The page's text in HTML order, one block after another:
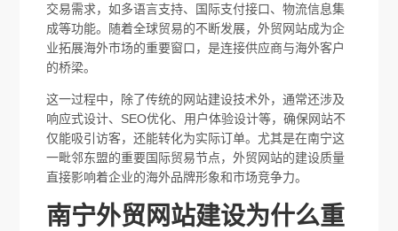
交易需求，如多语言支持、国际支付接口、物流信息集
成等功能。随着全球贸易的不断发展，外贸网站成为企
业拓展海外市场的重要窗口，是连接供应商与海外客户
的桥梁。
这一过程中，除了传统的网站建设技术外，通常还涉及
响应式设计、SEO优化、用户体验设计等，确保网站不
仅能吸引访客，还能转化为实际订单。尤其是在南宁这
一毗邻东盟的重要国际贸易节点，外贸网站的建设质量
直接影响着企业的海外品牌形象和市场竞争力。
南宁外贸网站建设为什么重